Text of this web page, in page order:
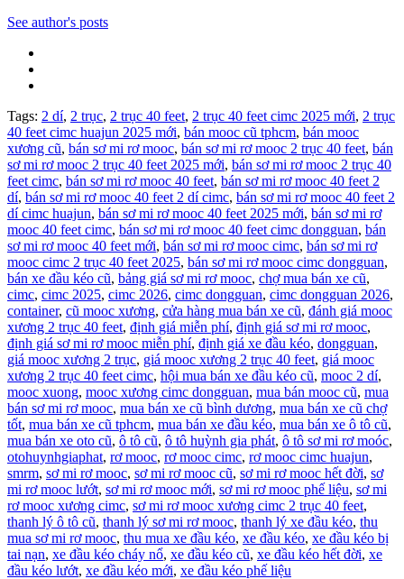
See author's posts
Tags: 2 dí, 2 trục, 2 trục 40 feet, 2 trục 40 feet cimc 2025 mới, 2 trục
40 feet cimc huajun 2025 mới, bán mooc cũ tphcm, bán mooc
xương cũ, bán sơ mi rơ mooc, bán sơ mi rơ mooc 2 trục 40 feet, bán
sơ mi rơ mooc 2 trục 40 feet 2025 mới, bán sơ mi rơ mooc 2 trục 40
feet cimc, bán sơ mi rơ mooc 40 feet, bán sơ mi rơ mooc 40 feet 2
dí, bán sơ mi rơ mooc 40 feet 2 dí cimc, bán sơ mi rơ mooc 40 feet 2
dí cimc huajun, bán sơ mi rơ mooc 40 feet 2025 mới, bán sơ mi rơ
mooc 40 feet cimc, bán sơ mi rơ mooc 40 feet cimc dongguan, bán
sơ mi rơ mooc 40 feet mới, bán sơ mi rơ mooc cimc, bán sơ mi rơ
mooc cimc 2 trục 40 feet 2025, bán sơ mi rơ mooc cimc dongguan,
bán xe đầu kéo cũ, bảng giá sơ mi rơ mooc, chợ mua bán xe cũ,
cimc, cimc 2025, cimc 2026, cimc dongguan, cimc dongguan 2026,
container, cũ mooc xương, cửa hàng mua bán xe cũ, đánh giá mooc
xương 2 trục 40 feet, định giá miễn phí, định giá sơ mi rơ mooc,
định giá sơ mi rơ mooc miễn phí, định giá xe đầu kéo, dongguan,
giá mooc xương 2 trục, giá mooc xương 2 trục 40 feet, giá mooc
xương 2 trục 40 feet cimc, hội mua bán xe đầu kéo cũ, mooc 2 dí,
mooc xuong, mooc xương cimc dongguan, mua bán mooc cũ, mua
bán sơ mi rơ mooc, mua bán xe cũ bình dương, mua bán xe cũ chợ
tốt, mua bán xe cũ tphcm, mua bán xe đầu kéo, mua bán xe ô tô cũ,
mua bán xe oto cũ, ô tô cũ, ô tô huỳnh gia phát, ô tô sơ mi rơ moóc,
otohuynhgiaphat, rơ mooc, rơ mooc cimc, rơ mooc cimc huajun,
smrm, sơ mi rơ mooc, sơ mi rơ mooc cũ, sơ mi rơ mooc hết đời, sơ
mi rơ mooc lướt, sơ mi rơ mooc mới, sơ mi rơ mooc phế liệu, sơ mi
rơ mooc xương cimc, sơ mi rơ mooc xương cimc 2 trục 40 feet,
thanh lý ô tô cũ, thanh lý sơ mi rơ mooc, thanh lý xe đầu kéo, thu
mua sơ mi rơ mooc, thu mua xe đầu kéo, xe đầu kéo, xe đầu kéo bị
tai nạn, xe đầu kéo cháy nổ, xe đầu kéo cũ, xe đầu kéo hết đời, xe
đầu kéo lướt, xe đầu kéo mới, xe đầu kéo phế liệu